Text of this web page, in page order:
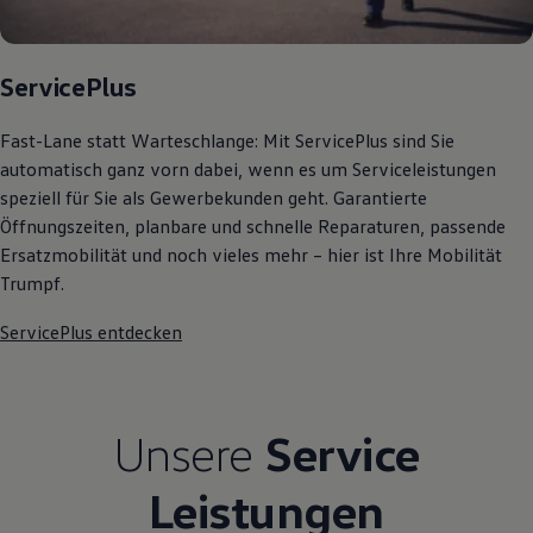
Bulli Magazin
ServicePlus
Fast-Lane statt Warteschlange: Mit ServicePlus sind Sie
automatisch ganz vorn dabei, wenn es um Serviceleistungen
speziell für Sie als Gewerbekunden geht. Garantierte
Öffnungszeiten, planbare und schnelle Reparaturen, passende
Ersatzmobilität und noch vieles mehr – hier ist Ihre Mobilität
Trumpf.
ServicePlus entdecken
Unsere Service
Leistungen